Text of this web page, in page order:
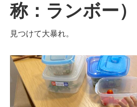
称： ランボー）
見つけて大暴れ。